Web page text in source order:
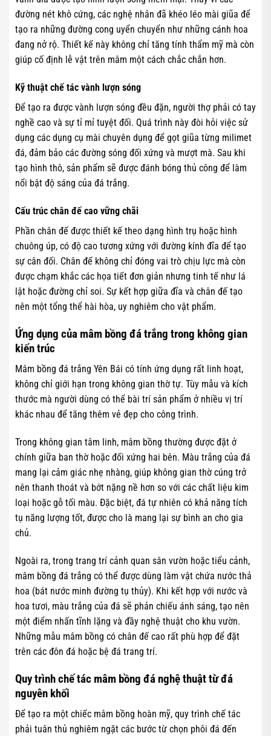
đường nét khô cứng, các nghệ nhân đã khéo léo mài giũa để
tạo ra những đường cong uyển chuyển như những cánh hoa
đang nở rộ. Thiết kế này không chỉ tăng tính thẩm mỹ mà còn
giúp cố định lễ vật trên mâm một cách chắc chắn hơn.
Kỹ thuật chế tác vành lượn sóng
Để tạo ra được vành lượn sóng đều đặn, người thợ phải có tay
nghề cao và sự tỉ mỉ tuyệt đối. Quá trình này đòi hỏi việc sử
dụng các dụng cụ mài chuyên dụng để gọt giũa từng milimet
đá, đảm bảo các đường sóng đối xứng và mượt mà. Sau khi
tạo hình thô, sản phẩm sẽ được đánh bóng thủ công để làm
nổi bật độ sáng của đá trắng.
Cấu trúc chân đế cao vững chãi
Phần chân đế được thiết kế theo dạng hình trụ hoặc hình
chuông úp, có độ cao tương xứng với đường kính đĩa để tạo
sự cân đối. Chân đế không chỉ đóng vai trò chịu lực mà còn
được chạm khắc các họa tiết đơn giản nhưng tinh tế như lá
lật hoặc đường chỉ soi. Sự kết hợp giữa đĩa và chân đế tạo
nên một tổng thể hài hòa, uy nghiêm cho vật phẩm.
Ứng dụng của mâm bồng đá trắng trong không gian
kiến trúc
Mâm bồng đá trắng Yên Bái có tính ứng dụng rất linh hoạt,
không chỉ giới hạn trong không gian thờ tự. Tùy mẫu và kích
thước mà người dùng có thể bài trí sản phẩm ở nhiều vị trí
khác nhau để tăng thêm vẻ đẹp cho công trình.
Trong không gian tâm linh, mâm bồng thường được đặt ở
chính giữa ban thờ hoặc đối xứng hai bên. Màu trắng của đá
mang lại cảm giác nhẹ nhàng, giúp không gian thờ cúng trở
nên thanh thoát và bớt nặng nề hơn so với các chất liệu kim
loại hoặc gỗ tối màu. Đặc biệt, đá tự nhiên có khả năng tích
tụ năng lượng tốt, được cho là mang lại sự bình an cho gia
chủ.
Ngoài ra, trong trang trí cảnh quan sân vườn hoặc tiểu cảnh,
mâm bồng đá trắng có thể được dùng làm vật chứa nước thả
hoa (bát nước minh đường tụ thủy). Khi kết hợp với nước và
hoa tươi, màu trắng của đá sẽ phản chiếu ánh sáng, tạo nên
một điểm nhấn tĩnh lặng và đầy nghệ thuật cho khu vườn.
Những mẫu mâm bồng có chân đế cao rất phù hợp để đặt
trên các đôn đá hoặc bệ đá trang trí.
Quy trình chế tác mâm bồng đá nghệ thuật từ đá
nguyên khối
Để tạo ra một chiếc mâm bồng hoàn mỹ, quy trình chế tác
phải tuân thủ nghiêm ngặt các bước từ chọn phôi đá đến